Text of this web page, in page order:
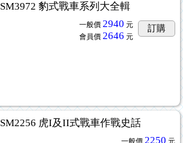
SM3972 豹式戰車系列大全輯
一般價 2940 元
會員價 2646 元
訂購
SM2256 虎I及II式戰車作戰史話
一般價 2250 元